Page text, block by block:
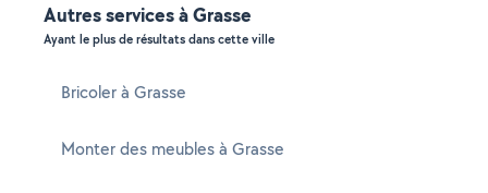
Autres services à Grasse
Ayant le plus de résultats dans cette ville
Bricoler à Grasse
Monter des meubles à Grasse